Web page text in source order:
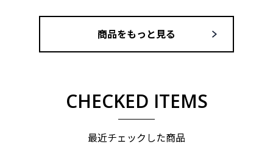
商品をもっと見る
CHECKED ITEMS
最近チェックした商品